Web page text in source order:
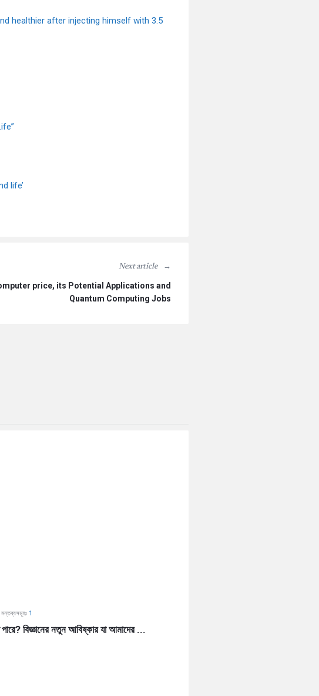
healthier after injecting himself with 3.5
life’
Next article
price, its Potential Applications and
Quantum Computing Jobs
মন্তব্যসমূহঃ 1
বিজ্ঞানের নতুন আবিষ্কার যা আমাদের ...